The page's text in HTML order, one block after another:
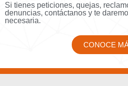
Si tienes peticiones, quejas,
denuncias, contáctanos y te
necesaria.
CONOCE